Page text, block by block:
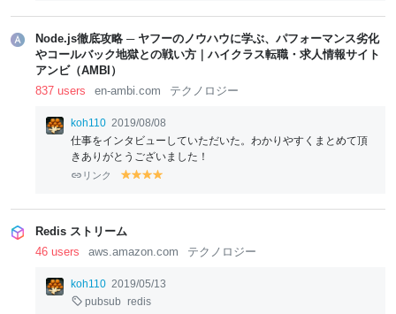
Node.js徹底攻略 ─ ヤフーのノウハウに学ぶ、パフォーマンス劣化
やコールバック地獄との戦い方｜ハイクラス転職・求人情報サイト
アンビ（AMBI）
837 users
en-ambi.com テクノロジー
koh110 2019/08/08
仕事をインタビューしていただいた。わかりやすくまとめて頂
きありがとうございました！
リンク
y
lo
w
y
lo
y
lolo
Redis ストリーム
46 users
aws.amazon.com テクノロジー
koh110 2019/05/13
pubsub redis